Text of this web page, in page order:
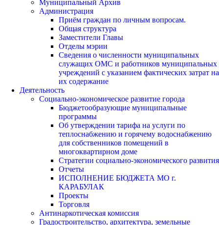
Муниципальный Архив
Администрация
Приём граждан по личным вопросам.
Общая структура
Заместители Главы
Отделы мэрии
Сведения о численности муниципальных
служащих ОМС и работников муниципальных
учреждений с указанием фактических затрат на
их содержание
Деятельность
Социально-экономическое развитие города
Бюджетообразующие муниципальные
программы
Об утверждении тарифа на услуги по
теплоснабжению и горячему водоснабжению
для собственников помещений в
многоквартирном доме
Стратегии социально-экономического развития
Отчеты
ИСПОЛНЕНИЕ БЮДЖЕТА МО г.
КАРАБУЛАК
Проекты
Торговля
Антинаркотическая комиссия
Градостроительство, архитектура, земельные